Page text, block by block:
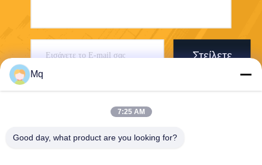
Στείλετε
Mq
7:25 AM
Good day, what product are you looking for?